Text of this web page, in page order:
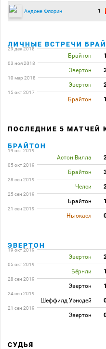
Андоне Флорин 1
ЛИЧНЫЕ ВСТРЕЧИ
29 дек 2018
Брайтон
03 ноя 2018
Эвертон
10 мар 2018
Эвертон
15 окт 2017
Брайтон
ПОСЛЕДНИЕ 5 МАТЧЕЙ
БРАЙТОН
19 окт 2019
Астон Вилла
05 окт 2019
Брайтон
28 сен 2019
Челси
25 сен 2019
Брайтон
21 сен 2019
Ньюкасл
ЭВЕРТОН
19 окт 2019
Эвертон
05 окт 2019
Бёрнли
28 сен 2019
Эвертон
24 сен 2019
Шеффилд Уэнсдей
21 сен 2019
Эвертон
СУДЬЯ